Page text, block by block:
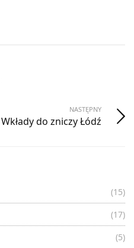
NASTĘPNY
Wkłady do zniczy Łódź
(15)
(17)
(5)